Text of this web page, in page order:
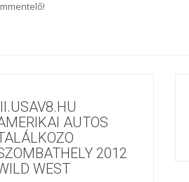
AUTOS
2012
WEST